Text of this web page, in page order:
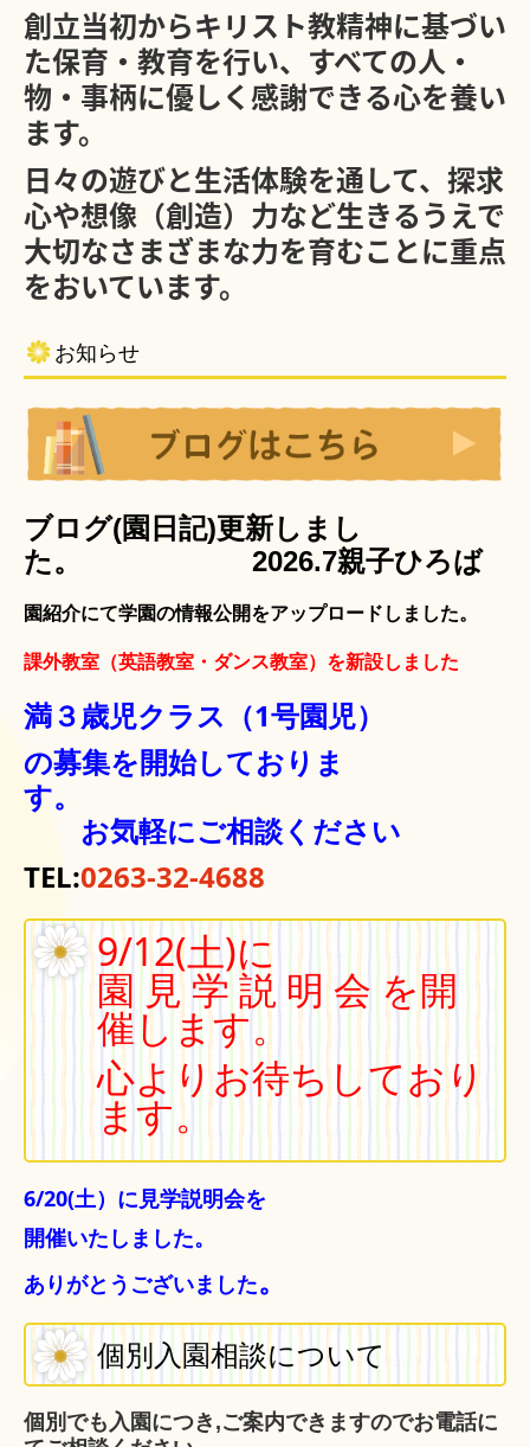
創立当初からキリスト教精神に基づい
た保育・教育を行い、すべての人・
物・事柄に優しく感謝できる心を養い
ます。
日々の遊びと生活体験を通して、探求
心や想像（創造）力など生きるうえで
大切なさまざまな力を育むことに重点
をおいています。
お知らせ
ブログ(園日記)更新しまし
た。 2026.7親子ひろば
園紹介にて学園の情報公開をアップロードしました。
課外教室（英語教室・ダンス教室）を新設しました
満３歳児クラス（1号園児）
の募集を開始しておりま
す。
お気軽にご相談ください
TEL:0263-32-4688
9/12(土)に
園 見 学 説 明 会を開
催します。
心よりお待ちしており
ます。
6/20(土）に見学説明会を
開催いたしました。
ありがとうございました。
個別入園相談について
個別でも入園につき,ご案内できますのでお電話に